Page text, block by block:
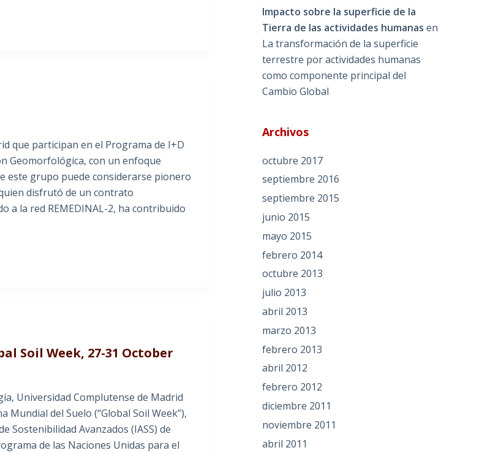
que participan en el Programa de I+D
Geomorfológica, con un enfoque
este grupo puede considerarse pionero
disfrutó de un contrato
a la red REMEDINAL-2, ha contribuido
Soil Week, 27-31 October
Universidad Complutense de Madrid
Mundial del Suelo (“Global Soil Week”),
Sostenibilidad Avanzados (IASS) de
de las Naciones Unidas para el
Impacto sobre la superficie de la
Tierra de las actividades humanas en
La transformación de la superficie
terrestre por actividades humanas
como componente principal del
Cambio Global
Archivos
octubre 2017
septiembre 2016
septiembre 2015
junio 2015
mayo 2015
febrero 2014
octubre 2013
julio 2013
abril 2013
marzo 2013
febrero 2013
abril 2012
febrero 2012
diciembre 2011
noviembre 2011
abril 2011